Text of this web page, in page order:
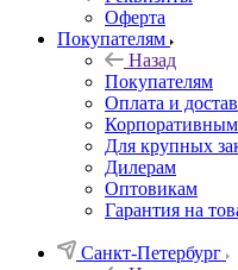
Оферта
Покупателям
Назад
Покупателям
Оплата и
Для крупных
Дилерам
Оптовикам
Гарантия на
Санкт-Петербург